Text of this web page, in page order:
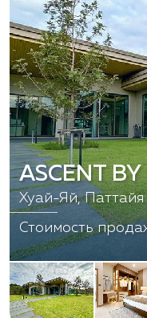
ASCENT
Хуай-Яй, Паттайя
Стоимость